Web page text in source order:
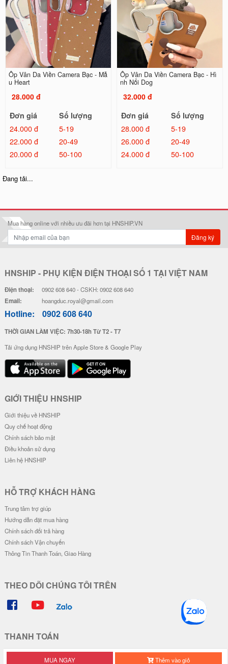
MUA NGAY Thêm vào giỏ
Ốp Vân Da Viền Camera Bạc - Mẫ
u Heart
28.000 đ
Đơn giá
Số lượng
24.000 đ
5-19
22.000 đ
20-49
20.000 đ
50-100
Ốp Vân Da Viền Camera Bạc - Hì
nh Nổi Dog
32.000 đ
Đơn giá
Số lượng
28.000 đ
5-19
26.000 đ
20-49
24.000 đ
50-100
u Luck Cat
28.000 đ
Đơn giá
Số lượng
24.000 đ
5-19
22.000 đ
20-49
20.000 đ
50-100
u Độc Lập
28.000 đ
20.000 đ
u Độc Lập Tự Do
Đơn giá
Số lượng
24.000 đ
22.000 đ
20-49
20.000 đ
50-100
u Piglet !!!
torcycle Couple